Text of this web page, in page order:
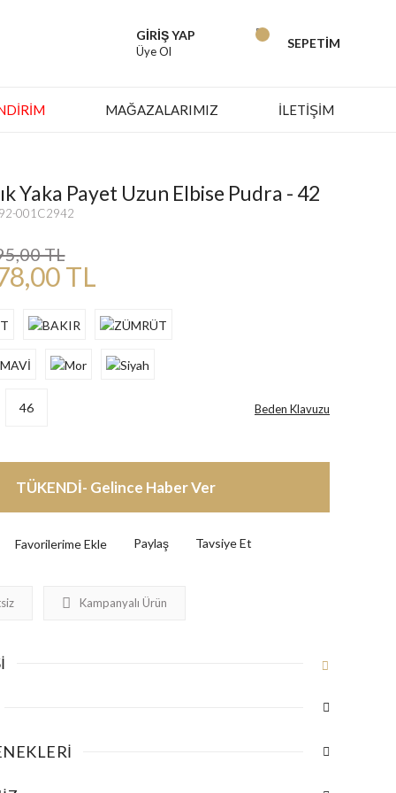
GİRİŞ YAP
Üye Ol
SEPETİM
MAĞAZALARIMIZ İLETİŞİM
Yaka Payet Uzun Elbise Pudra - 42
001C2942
TL
TL
46 Beden Klavuzu
TÜKENDİ- Gelince Haber Ver
Paylaş Tavsiye Et
Kampanyalı Ürün